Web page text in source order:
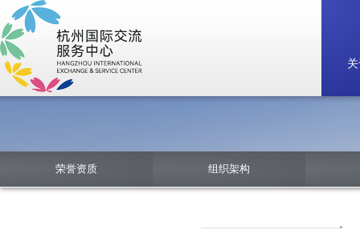
荣誉资质 组织架构